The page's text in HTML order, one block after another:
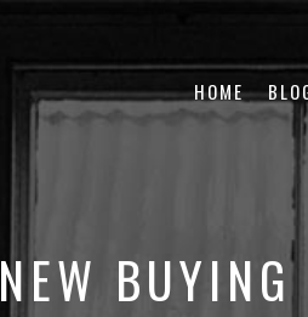
HOME
NEW BUYING